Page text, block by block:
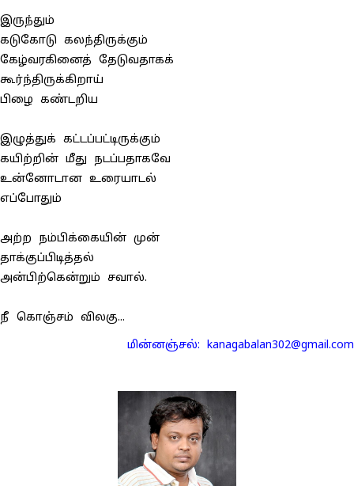
இருந்தும்
கடுகோடு கலந்திருக்கும்
கேழ்வரகினைத் தேடுவதாகக்
கூர்ந்திருக்கிறாய்
பிழை கண்டறிய
இழுத்துக் கட்டப்பட்டிருக்கும்
கயிற்றின் மீது நடப்பதாகவே
உன்னோடான உரையாடல்
எப்போதும்
அற்ற நம்பிக்கையின் முன்
தாக்குப்பிடித்தல்
அன்பிற்கென்றும் சவால்.
நீ கொஞ்சம் விலகு...
மின்னஞ்சல்: kanagabalan302@gmail.com